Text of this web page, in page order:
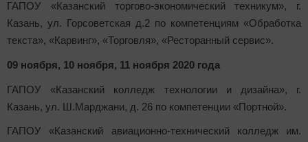
ГАПОУ «Казанский торгово-экономический техникум», г.
Казань, ул. Горсоветская д.2 по компетенциям «Обработка
текста», «Карвинг», «Торговля», «Ресторанный сервис».
09 ноября, 10 ноября, 11 ноября 2020 года
ГАПОУ «Казанский колледж технологии и дизайна», г.
Казань, ул. Ш.Марджани, д. 26 по компетенции «Портной».
ГАПОУ «Казанский авиационно-технический колледж им.